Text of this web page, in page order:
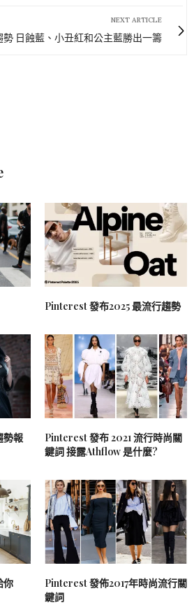
NEXT ARTICLE
勢 日蝕藍、小丑紅和公主藍勝出一籌
Pinterest 發布2025 最流行趨勢
勢報
Pinterest 發布 2021 流行時尚關
鍵詞 接露Athflow 是什麼?
你
Pinterest 發佈2017年時尚流行關
鍵詞